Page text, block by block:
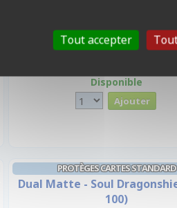
Disponible
PROTÈGES CARTES STANDARD
Dual Matte - Soul
100)
Tout accepter